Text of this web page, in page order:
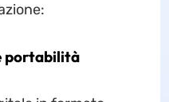
portabilità